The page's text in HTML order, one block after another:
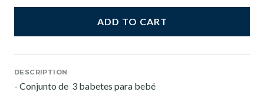
ADD TO CART
DESCRIPTION
- Conjunto de 3 babetes para bebé